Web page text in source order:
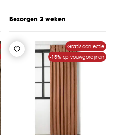
Bezorgen 3 weken
Gratis confectie
-15% op vouwgordijnen